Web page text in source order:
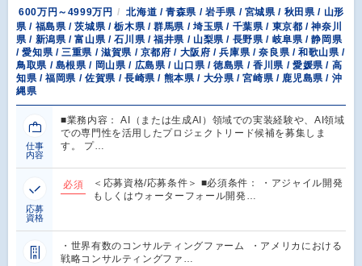
600万円～4999万円
北海道 / 青森県 / 岩手県 / 宮城県 / 秋田県 / 山形
県 / 福島県 / 茨城県 / 栃木県 / 群馬県 / 埼玉県 / 千葉県 / 東京都 / 神奈川
県 / 新潟県 / 富山県 / 石川県 / 福井県 / 山梨県 / 長野県 / 岐阜県 / 静岡県
/ 愛知県 / 三重県 / 滋賀県 / 京都府 / 大阪府 / 兵庫県 / 奈良県 / 和歌山県 /
鳥取県 / 島根県 / 岡山県 / 広島県 / 山口県 / 徳島県 / 香川県 / 愛媛県 / 高
知県 / 福岡県 / 佐賀県 / 長崎県 / 熊本県 / 大分県 / 宮崎県 / 鹿児島県 / 沖
縄県
仕事
内容
■業務内容： AI（または生成AI）領域での実装経験や、AI領域
での専門性を活用したプロジェクトリード候補を募集しま
す。 プ…
応募
資格
必須
＜応募資格/応募条件＞ ■必須条件： ・アジャイル開発
もしくはウォーターフォール開発…
・世界有数のコンサルティングファーム ・アメリカにおける
戦略コンサルティングファ…